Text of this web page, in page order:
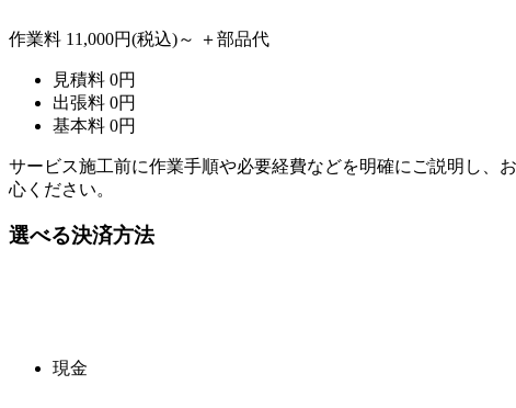
作業料 11,000円(税込)～ ＋部品代
見積料 0円
出張料 0円
基本料 0円
サービス施工前に作業手順や必要経費などを明確にご説明し、
心ください。
選べる決済方法
現金